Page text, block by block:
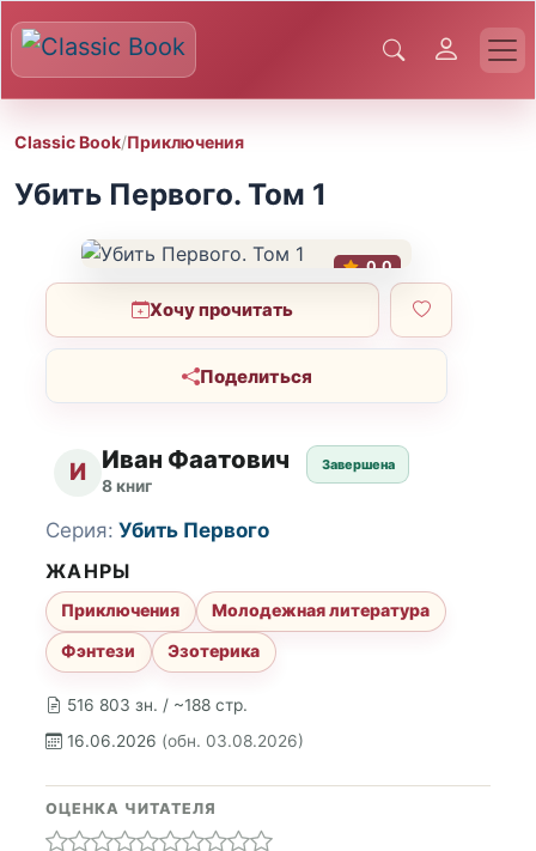
Classic Book/Приключения
Убить Первого. Том 1
0.0
Хочу прочитать
Поделиться
И Иван Фаатович
8 книг
Завершена
516 803 зн. / ~188 стр.
16.06.2026 (обн. 03.08.2026)
Серия: Убить Первого
ЖАНРЫ
Приключения
Молодежная литература
Фэнтези
Эзотерика
ОЦЕНКА ЧИТАТЕЛЯ